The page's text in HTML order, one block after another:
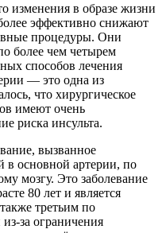
изменения в образе жизни
эффективно снижают
процедуры. Они
более чем четырем
способов лечения
— это одна из
что хирургическое
имеют очень
риска инсульта.
вызванное
основной артерии, по
мозгу. Это заболевание
80 лет и является
третьим по
за ограничения